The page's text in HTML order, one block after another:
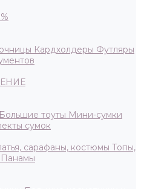
Кардхолдеры Футляры
Большие тоуты Мини-сумки
сумок
сарафаны, костюмы Топы,
Панамы